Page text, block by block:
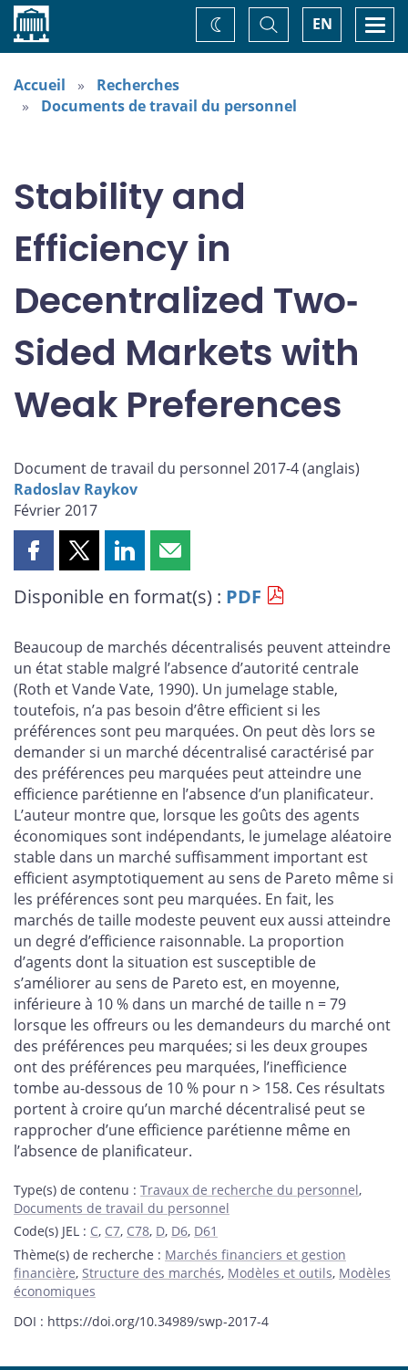
Accueil EN
Basculer
la
recherche
Changez
de
Accueil
Recherches
Documents de travail du personnel
Stability and
Efficiency in
Decentralized Two‐
Sided Markets with
Weak Preferences
Document de travail du personnel 2017-4 (anglais)
Radoslav Raykov
Février 2017
Partager
page
Facebook
Partager
page
X
Partager
page
LinkedIn
Partager
page
courriel
Disponible en format(s) : PDF
Beaucoup de marchés décentralisés peuvent atteindre
un état stable malgré l’absence d’autorité centrale
(Roth et Vande Vate, 1990). Un jumelage stable,
toutefois, n’a pas besoin d’être efficient si les
préférences sont peu marquées. On peut dès lors se
demander si un marché décentralisé caractérisé par
des préférences peu marquées peut atteindre une
efficience parétienne en l’absence d’un planificateur.
L’auteur montre que, lorsque les goûts des agents
économiques sont indépendants, le jumelage aléatoire
stable dans un marché suffisamment important est
efficient asymptotiquement au sens de Pareto même si
les préférences sont peu marquées. En fait, les
marchés de taille modeste peuvent eux aussi atteindre
un degré d’efficience raisonnable. La proportion
d’agents dont la situation est susceptible de
s’améliorer au sens de Pareto est, en moyenne,
inférieure à 10 % dans un marché de taille n = 79
lorsque les offreurs ou les demandeurs du marché ont
des préférences peu marquées; si les deux groupes
ont des préférences peu marquées, l’inefficience
tombe au-dessous de 10 % pour n > 158. Ces résultats
portent à croire qu’un marché décentralisé peut se
rapprocher d’une efficience parétienne même en
l’absence de planificateur.
Type(s) de contenu : Travaux de recherche du personnel,
Documents de travail du personnel
Code(s) JEL : C, C7, C78, D, D6, D61
Thème(s) de recherche : Marchés financiers et gestion
financière, Structure des marchés, Modèles et outils, Modèles
économiques
DOI : https://doi.org/10.34989/swp-2017-4